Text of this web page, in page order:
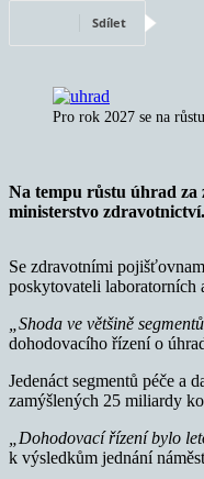
Sdílet
Pro rok 2027 se na
Na tempu růstu úhrad za
ministerstvo zdravotnictví.
Se zdravotními
poskytovateli laboratorních
„Shoda ve většině
dohodovacího řízení o
Jedenáct segmentů péče a
zamýšlených 25 miliardy
„Dohodovací řízení bylo
k výsledkům jednání